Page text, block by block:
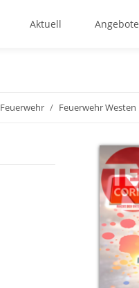
Aktuell Angebote
Feuerwehr Feuerwehr Westen